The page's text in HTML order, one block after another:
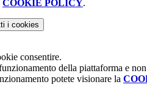
COOKIE POLICY.
i cookies
consentire.
della piattaforma e
potete visionare la